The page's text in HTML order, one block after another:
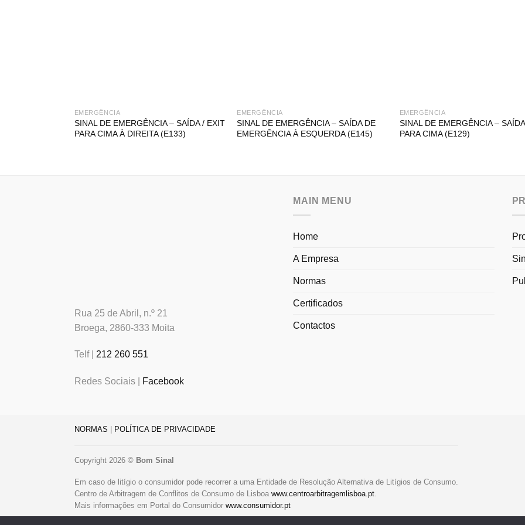
EMERGÊNCIA
SINAL DE EMERGÊNCIA – SAÍDA / EXIT
PARA CIMA À DIREITA (E133)
EMERGÊNCIA
SINAL DE EMERGÊNCIA – SAÍDA DE
EMERGÊNCIA À ESQUERDA (E145)
EMERGÊNCIA
SINAL DE EMERGÊNCIA –
PARA CIMA (E129)
Rua 25 de Abril, n.º 21
Broega, 2860-333 Moita
Telf | 212 260 551
Redes Sociais | Facebook
MAIN MENU
Home
A Empresa
Normas
Certificados
Contactos
NORMAS POLÍTICA DE PRIVACIDADE
Copyright 2026 © Bom Sinal
Em caso de litígio o consumidor pode recorrer a uma Entidade de Resolução Alternativa de Litígios de Consumo.
Centro de Arbitragem de Conflitos de Consumo de Lisboa www.centroarbitragemlisboa.pt
Mais informações em Portal do Consumidor www.consumidor.pt